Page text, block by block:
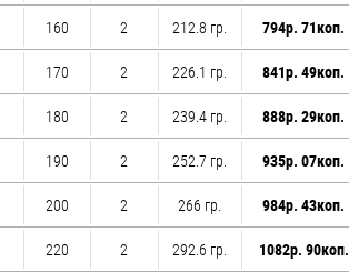
160 2 212.8 гр. 794р. 71коп.
170 2 226.1 гр. 841р. 49коп.
180 2 239.4 гр. 888р. 29коп.
190 2 252.7 гр. 935р. 07коп.
200 2 266 гр. 984р. 43коп.
220 2 292.6 гр. 1082р. 90коп.